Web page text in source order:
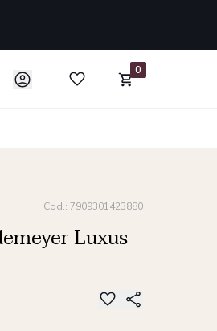
0
Cod.: 7909301423880
Luxus